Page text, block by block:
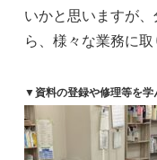
いかと思いますが
ら、様々な業務に取
▼資料の登録や修理等を学